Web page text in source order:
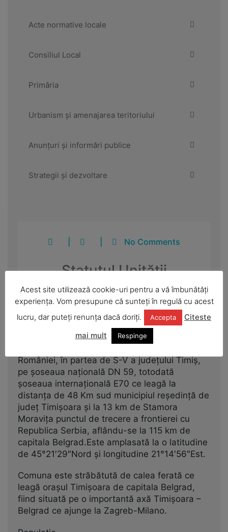
Acte normative locale
Consiliul Local
Primăria
Urbanism și amenajarea teritoriului
Anunțuri și informări publice
Strategii și dezvoltare
No Comments
Statutul Unității
Administrativ Teritoriale
României, în partea de S-V a judeţului Timiş,
pe şoseaua naţională DN 59, totodată
şoseaua internaţională E70 ce leagă la
distanţa de 48 Km sud municipiul reşedinţă de
judeţ Timişoara şi la 13 km de Stamora
Moraviţa punctul de trecere a frontierei cu
Republica Serbia, aflându-se la 115 km de
capitala Belgrad.Este amplasată la o latitudine
de 45°21′29″Nord şi longitudine 21°14′56″Est.
Comuna este străbătută de calea ferată ce
leagă oraşul Timişoara de capitala Belgrad,
fiind situată pe o importantă axă Timişoara –
Belgrad ce ajunge la Zagreb-Milano.
Acest site utilizează cookie-uri pentru a vă îmbunătăți
experiența. Vom presupune că sunteți în regulă cu acest
lucru, dar puteți renunța dacă doriți.
Accepta
Citeste
mai mult
Respinge